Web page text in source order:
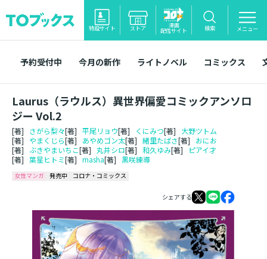
特設サイト ストア 漫画
配信サイト 検索 メニュー
予約受付中 今月の新作 ライトノベル コミックス
Laurus（ラウルス）異世界偏愛コミックアンソロ
ジー Vol.2
[著] さがら梨々[著] 平尾リョウ[著] くにみつ[著] 大野ツトム
[著] やまくじら[著] あやめゴン太[著] 緒里たばさ[著] おにお
[著] ぶきやまいちこ[著] 丸井シロ[著] 和久ゆみ[著]
ピアイ才
[著] 葉星ヒトミ[著] masha[著] 黒咲練導
女性マンガ 発売中 コロナ・コミックス
シェアする